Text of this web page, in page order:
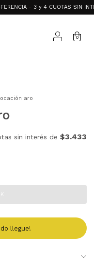
- 3 y 4 CUOTAS SIN INTERÉS
0
aro
sin interés de $3.433
llegue!